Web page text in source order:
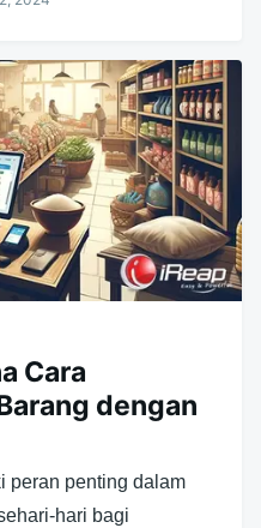
Cara
dengan
peran penting dalam
hari bagi